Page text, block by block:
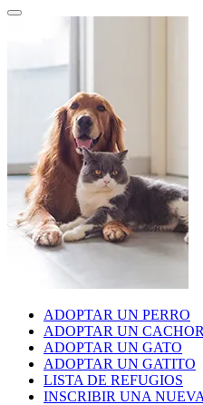
ADOPTAR UN PERRO
ADOPTAR UN
ADOPTAR UN GATO
ADOPTAR UN GATITO
LISTA DE REFUGIOS
INSCRIBIR UNA